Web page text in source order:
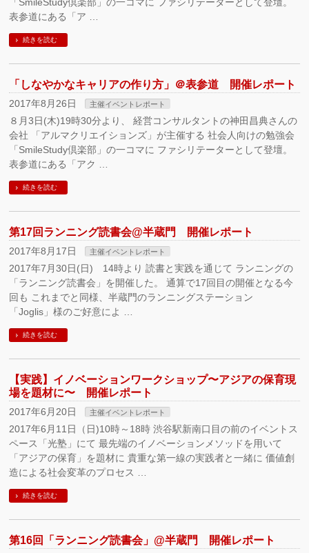
表参道にある「ア …
続きを読む
「しなやかなキャリアの作り方」＠表参道 開催レポート
2017年8月26日 主催イベントレポート
８月3日(木)19時30分より、 経営コンサルタントの神田昌典さんの
会社 「アルマクリエイションズ」が主催する 社会人向けの勉強会
「SmileStudy倶楽部」の一コマに ファシリテーターとして登壇。
表参道にある「アク …
続きを読む
第17回ランニング読書会@半蔵門 開催レポート
2017年8月17日 主催イベントレポート
2017年7月30日(日) 14時より 読書と実践を通じて ランニングの
「ランニング読書会」を開催した。 通算で17回目の開催となる今
回も これまでと同様、半蔵門のランニングステーション
「Joglis」様のご好意によ …
続きを読む
【実践】イノベーションワークショップ〜アジアの保育現
場を題材に〜 開催レポート
2017年6月20日 主催イベントレポート
2017年6月11日（日)10時～18時 渋谷駅新南口目の前のイベントス
ペース「光塾」にて 最先端のイノベーションメソッドを用いて
「アジアの保育」を題材に 貴重な第一線の実践者と一緒に 価値創
造による社会変革のプロセス …
続きを読む
第16回「ランニング読書会」@半蔵門 開催レポート